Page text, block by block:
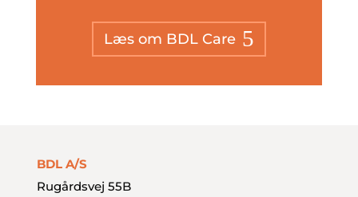
Læs om BDL Care
BDL A/S
Rugårdsvej 55B